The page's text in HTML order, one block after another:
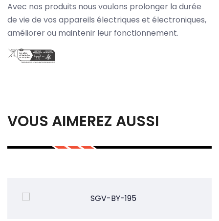
Avec nos produits nous voulons prolonger la durée
de vie de vos appareils électriques et électroniques,
améliorer ou maintenir leur fonctionnement.
VOUS AIMEREZ AUSSI